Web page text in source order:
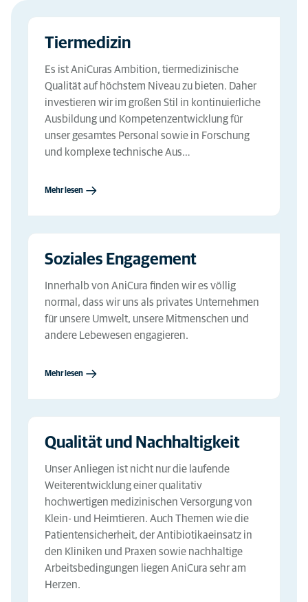
Tiermedizin
Es ist AniCuras Ambition, tiermedizinische
Qualität auf höchstem Niveau zu bieten. Daher
investieren wir im großen Stil in kontinuierliche
Ausbildung und Kompetenzentwicklung für
unser gesamtes Personal sowie in Forschung
und komplexe technische Aus…
Mehr lesen
Soziales Engagement
Innerhalb von AniCura finden wir es völlig
normal, dass wir uns als privates Unternehmen
für unsere Umwelt, unsere Mitmenschen und
andere Lebewesen engagieren.
Mehr lesen
Qualität und Nachhaltigkeit
Unser Anliegen ist nicht nur die laufende
Weiterentwicklung einer qualitativ
hochwertigen medizinischen Versorgung von
Klein- und Heimtieren. Auch Themen wie die
Patientensicherheit, der Antibiotikaeinsatz in
den Kliniken und Praxen sowie nachhaltige
Arbeitsbedingungen liegen AniCura sehr am
Herzen.